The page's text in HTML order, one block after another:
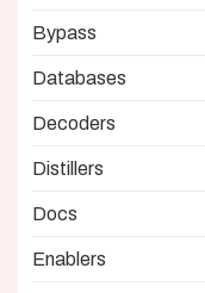
Bypass
Databases
Decoders
Distillers
Docs
Enablers